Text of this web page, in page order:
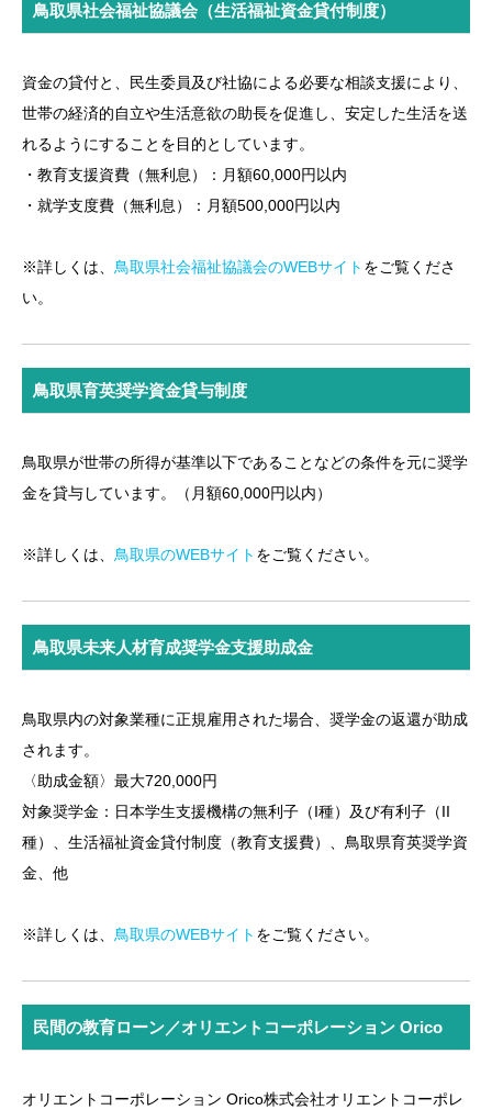
鳥取県社会福祉協議会（生活福祉資金貸付制度）
資金の貸付と、民生委員及び社協による必要な相談支援により、
世帯の経済的自立や生活意欲の助長を促進し、安定した生活を送
れるようにすることを目的としています。
・教育支援資費（無利息）：月額60,000円以内
・就学支度費（無利息）：月額500,000円以内
※詳しくは、 鳥取県社会福祉協議会のWEBサイト をご覧くださ
い。
鳥取県育英奨学資金貸与制度
鳥取県が世帯の所得が基準以下であることなどの条件を元に奨学
金を貸与しています。（月額60,000円以内）
※詳しくは、 鳥取県のWEBサイト をご覧ください。
鳥取県未来人材育成奨学金支援助成金
鳥取県内の対象業種に正規雇用された場合、奨学金の返還が助成
されます。
〈助成金額〉最大720,000円
対象奨学金：日本学生支援機構の無利子（I種）及び有利子（II
種）、生活福祉資金貸付制度（教育支援費）、鳥取県育英奨学資
金、他
※詳しくは、 鳥取県のWEBサイト をご覧ください。
民間の教育ローン／オリエントコーポレーション Orico
オリエントコーポレーション Orico株式会社オリエントコーポレ